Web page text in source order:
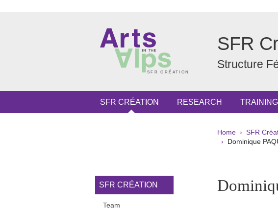
SFR
Structure
Navigation principale
SFR CRÉATION RESEARCH TRAINING
Home SFR
Dominique
Navigation principale
SFR CRÉATION
Team